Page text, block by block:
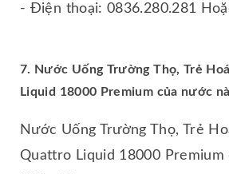
- Điện thoại: 0836.280.281
7. Nước Uống Trường Thọ, Trẻ
Liquid 18000 Premium của nước
Nước Uống Trường Thọ, Trẻ
Quattro Liquid 18000